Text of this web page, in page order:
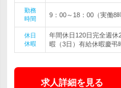
勤務
時間
9：00～18：00（実働8
休日
休暇
年間休日120日完全週
暇（3日）有給休暇慶
求人詳細を見る